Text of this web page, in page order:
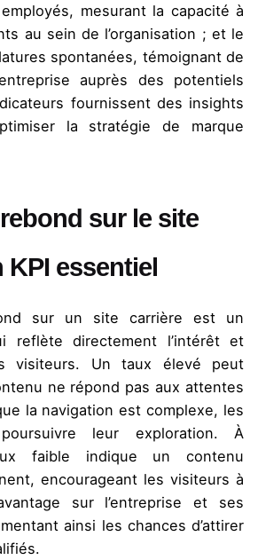
mesurant la capacité à
au sein de l’organisation ; et le
spontanées, témoignant de
auprès des potentiels
fournissent des insights
la stratégie de marque
sur le site
KPI essentiel
sur un site carrière est un
reflète directement l’intérêt et
visiteurs. Un taux élevé peut
ne répond pas aux attentes
la navigation est complexe, les
leur exploration. À
faible indique un contenu
encourageant les visiteurs à
sur l’entreprise et ses
ainsi les chances d’attirer